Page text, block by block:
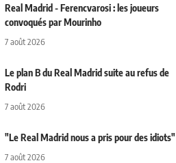
Real Madrid - Ferencvarosi : les joueurs
convoqués par Mourinho
7 août 2026
Le plan B du Real Madrid suite au refus de
Rodri
7 août 2026
"Le Real Madrid nous a pris pour des idiots"
7 août 2026